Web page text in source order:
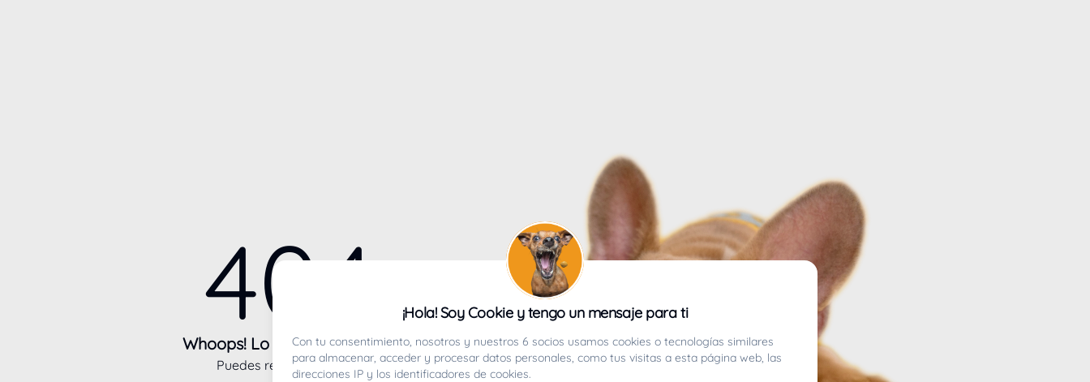
404
Whoops! Lo sentimos mucho.
Puedes regresar alinicio
¡Hola! Soy Cookie y tengo un mensaje para ti
Con tu consentimiento, nosotros y nuestros 6 socios usamos cookies o tecnologías similares
para almacenar, acceder y procesar datos personales, como tus visitas a esta página web, las
direcciones IP y los identificadores de cookies.